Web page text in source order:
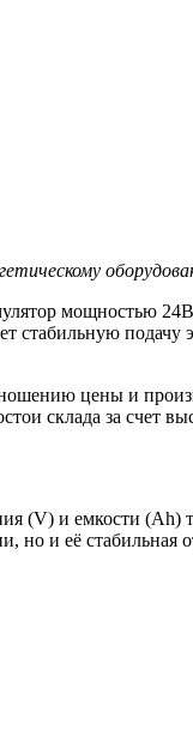
мощностью
стабильную
цены и
склада за счет
(V) и емкости
но и её стабильная